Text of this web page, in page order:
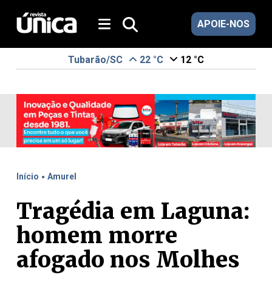
APOIE-NOS
Tubarão/SC 22 °C 12 °C
Início . Amurel
Tragédia em Laguna:
homem morre
afogado nos Molhes